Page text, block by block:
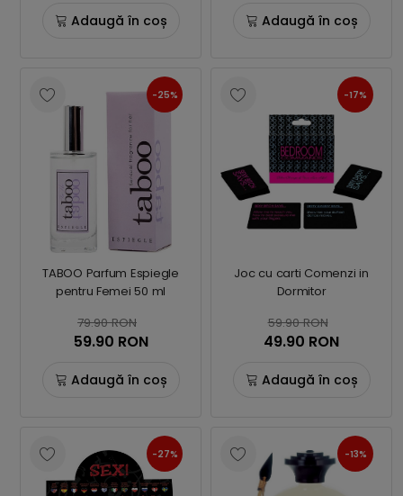
Adaugă în coș Adaugă în coș
-25%
TABOO Parfum Espiegle
pentru Femei 50 ml
79.90 RON
59.90 RON
Adaugă în coș
-17%
Joc cu carti Comenzi in
Dormitor
59.90 RON
49.90 RON
Adaugă în coș
-27% -13%